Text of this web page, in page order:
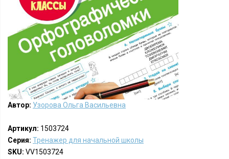
Автор: Узорова Ольга Васильевна
Артикул: 1503724
Серия: Тренажер для начальной школы
SKU: VV1503724